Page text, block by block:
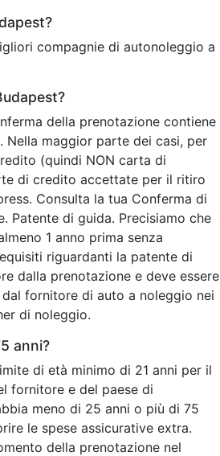
compagnie di autonoleggio a
della prenotazione contiene
maggior parte dei casi, per
(quindi NON carta di
di credito accettate per il ritiro
Consulta la tua Conferma di
Patente di guida. Precisiamo che
1 anno prima senza
riguardanti la patente di
dalla prenotazione e deve essere
fornitore di auto a noleggio nei
di noleggio.
anni?
di età minimo di 21 anni per il
fornitore e del paese di
meno di 25 anni o più di 75
le spese assicurative extra.
della prenotazione nel